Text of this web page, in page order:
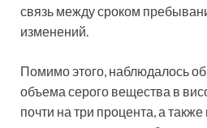
связь между сроком
изменений.
Помимо этого, наблюдалось
объема серого вещества в
почти на три процента, а